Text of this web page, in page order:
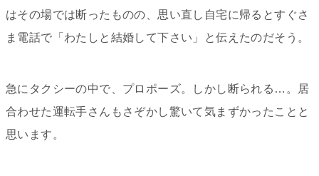
はその場では断ったものの、思い直し自宅に帰るとすぐさ
ま電話で「わたしと結婚して下さい」と伝えたのだそう。
急にタクシーの中で、プロポーズ。しかし断られる…。居
合わせた運転手さんもさぞかし驚いて気まずかったことと
思います。